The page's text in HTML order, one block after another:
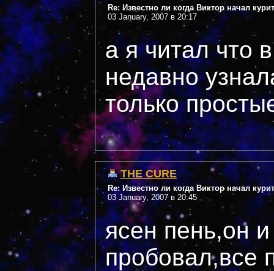
Re: Известно ли когда Виктор начал
03 January, 2007 в 20:17
а я читал что
недавно
только
THE CURE
Re: Известно ли когда Виктор начал
03 January, 2007 в 20:45
ясен пень,он и
пробовал,все